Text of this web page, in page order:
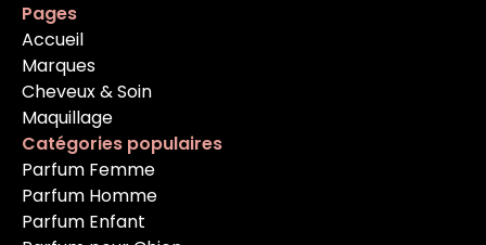
Pages
Accueil
Marques
Cheveux & Soin
Maquillage
Catégories populaires
Parfum Femme
Parfum Homme
Parfum Enfant